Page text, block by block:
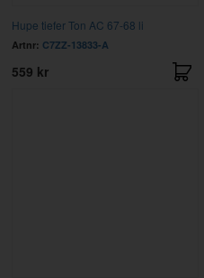
Hupe tiefer Ton AC 67-68 li
Artnr: C7ZZ-13833-A
559 kr